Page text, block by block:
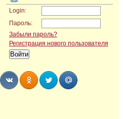
Login:
Пароль:
Забыли пароль?
Регистрация нового пользователя